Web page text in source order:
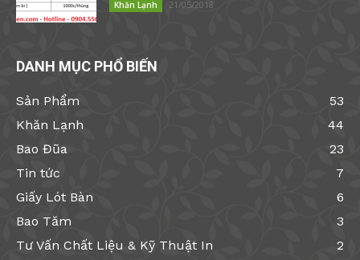
Khăn Lạnh 21/05/2018
DANH MỤC PHỔ BIẾN
Sản Phẩm
53
Khăn Lạnh
44
Bao Đũa
23
Tin tức
7
Giấy Lót Bàn
6
Bao Tăm
3
Tư Vấn Chất Liệu & Kỹ Thuật In
2